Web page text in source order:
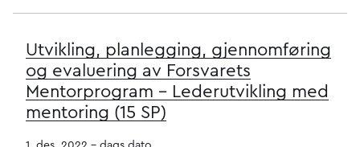
Utvikling, planlegging, gjennomføring
og evaluering av Forsvarets
Mentorprogram - Lederutvikling med
mentoring (15 SP)